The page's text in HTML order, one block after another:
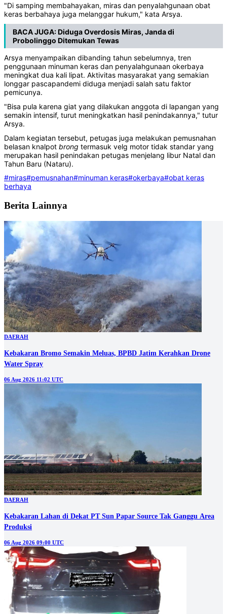
"Di samping membahayakan, miras dan penyalahgunaan obat
keras berbahaya juga melanggar hukum," kata Arsya.
BACA JUGA:Diduga Overdosis Miras, Janda di
Probolinggo Ditemukan Tewas
Arsya menyampaikan dibanding tahun sebelumnya, tren
penggunaan minuman keras dan penyalahgunaan okerbaya
meningkat dua kali lipat. Aktivitas masyarakat yang semakian
longgar pascapandemi diduga menjadi salah satu faktor
pemicunya.
"Bisa pula karena giat yang dilakukan anggota di lapangan yang
semakin intensif, turut meningkatkan hasil penindakannya," tutur
Arsya.
Dalam kegiatan tersebut, petugas juga melakukan pemusnahan
belasan knalpot brong termasuk velg motor tidak standar yang
merupakan hasil penindakan petugas menjelang libur Natal dan
Tahun Baru (Nataru).
#miras#pemusnahan#minuman keras#okerbaya#obat keras
berhaya
Berita Lainnya
DAERAH
Kebakaran Bromo Semakin Meluas, BPBD Jatim Kerahkan Drone
Water Spray
06 Aug 2026 11:02 UTC
DAERAH
Kebakaran Lahan di Dekat PT Sun Papar Source Tak Ganggu Area
Produksi
06 Aug 2026 09:00 UTC